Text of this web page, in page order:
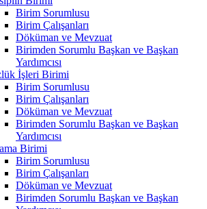
Birim Sorumlusu
Birim Çalışanları
Döküman ve Mevzuat
Birimden Sorumlu Başkan ve Başkan
Yardımcısı
İşleri Birimi
Birim Sorumlusu
Birim Çalışanları
Döküman ve Mevzuat
Birimden Sorumlu Başkan ve Başkan
Yardımcısı
Birimi
Birim Sorumlusu
Birim Çalışanları
Döküman ve Mevzuat
Birimden Sorumlu Başkan ve Başkan